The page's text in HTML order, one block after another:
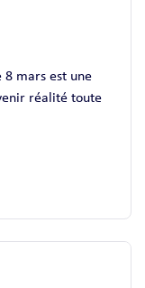
8 mars est une
réalité toute